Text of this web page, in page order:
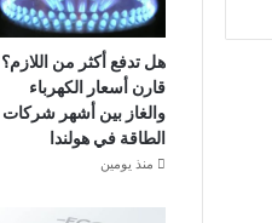
هل تدفع أكثر من اللازم؟
قارن أسعار الكهرباء
والغاز بين أشهر شركات
الطاقة في هولندا
منذ يومين